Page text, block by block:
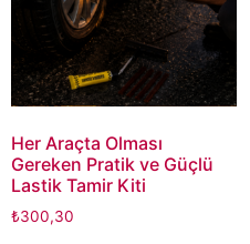
Her Araçta Olması
Gereken Pratik ve Güçlü
Lastik Tamir Kiti
₺300,30